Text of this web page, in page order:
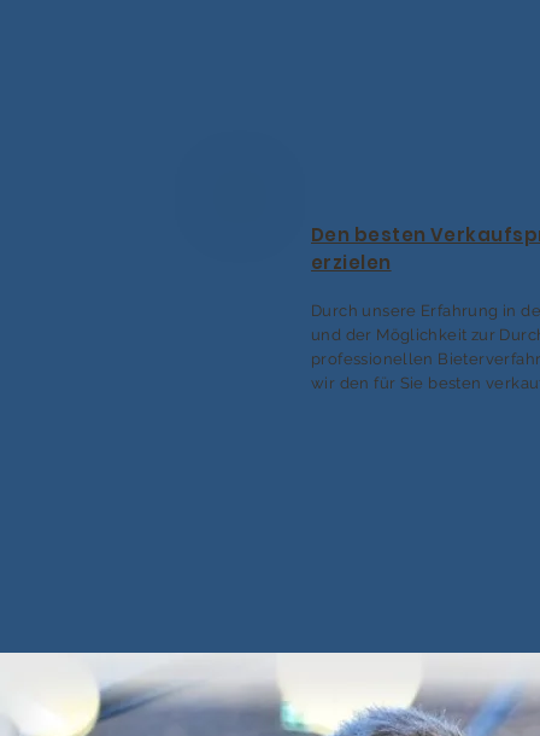
Den besten
erzielen
Durch unsere Erfahrung in
und der Möglichkeit zur
professionellen
wir den für Sie besten